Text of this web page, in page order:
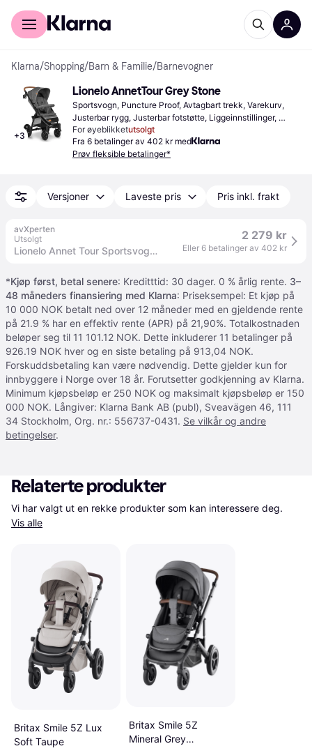
For kunder
Klarna/Shopping/Barn & Familie/Barnevogner
+3
Lionelo AnnetTour Grey Stone
Sportsvogn, Puncture Proof, Avtagbart trekk, Varekurv,
Justerbar rygg, Justerbar fotstøtte, Liggeinnstillinger,
Forlengbar solskjerm, Ettgrepssammenslåing, Justerbart
håndtak, Bøyle, Grå, Høy maksvekt
For øyeblikketutsolgt
Fra 6 betalinger av 402 kr med
Prøv fleksible betalinger*
Versjoner Laveste pris Pris inkl. frakt
avXperten
Utsolgt
Lionelo Annet Tour Sportsvogn - UPF 50+ solbeskyttelse, opp til 4 år - Grå
2 279 kr
Eller 6 betalinger av 402 kr
*Kjøp først, betal senere: Kreditttid: 30 dager. 0 % årlig rente. 3–
48 måneders finansiering med Klarna: Priseksempel: Et kjøp på
10 000 NOK betalt ned over 12 måneder med en gjeldende rente
på 21.9 % har en effektiv rente (APR) på 21,90%. Totalkostnaden
beløper seg til 11 101.12 NOK. Dette inkluderer 11 betalinger på
926.19 NOK hver og en siste betaling på 913,04 NOK.
Forskuddsbetaling kan være nødvendig. Dette gjelder kun for
innbyggere i Norge over 18 år. Forutsetter godkjenning av Klarna.
Minimum kjøpsbeløp er 250 NOK og maksimalt kjøpsbeløp er 150
000 NOK. Långiver: Klarna Bank AB (publ), Sveavägen 46, 111
34 Stockholm, Org. nr.: 556737-0431. Se vilkår og andre
betingelser.
Relaterte produkter
Vis alle
Britax Smile 5Z Lux
Soft Taupe
Britax Smile 5Z
Mineral Grey